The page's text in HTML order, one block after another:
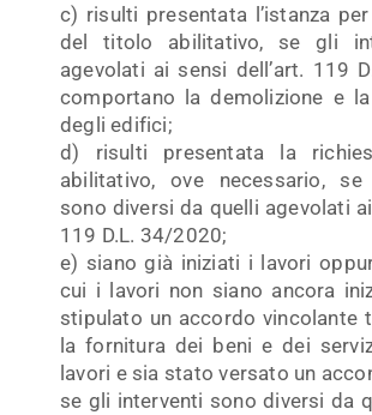
c) risulti presentata l’istanza per
del titolo abilitativo, se gli
agevolati ai sensi dell’art. 119
comportano la demolizione e
degli edifici;
d) risulti presentata la
abilitativo, ove necessario,
sono diversi da quelli agevolati
119 D.L. 34/2020;
e) siano già iniziati i lavori
cui i lavori non siano ancora
stipulato un accordo vincolante
la fornitura dei beni e dei
lavori e sia stato versato un
se gli interventi sono diversi da